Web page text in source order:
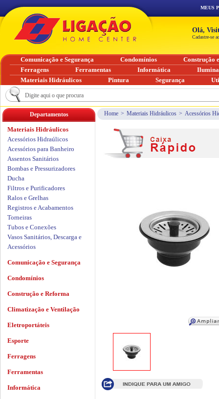
Home > Materiais Hidráulicos > Acessórios
Departamentos
Materiais Hidráulicos
Acessórios Hidraúlicos
Acessórios para Banheiro
Assentos Sanitários
Bombas e Pressurizadores
Ducha
Filtros e Purificadores
Ralos e Grelhas
Registros e Acabamentos
Torneiras
Tubos e Conexões
Vasos Sanitários, Descarga e
Acessórios
Comunicação e Segurança
Condomínios
Construção e Reforma
Climatização e Ventilação
Eletroportáteis
Esporte
Ferragens
Ferramentas
Informática
MEUS
Olá,
Cadastre-se
Comunicação e Segurança Condomínios
Construção
Ferragens
Ferramentas Informática
Materiais Hidráulicos
Pintura Segurança